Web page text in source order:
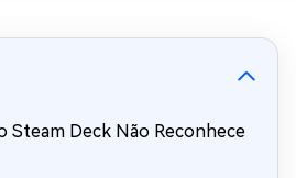
Steam Deck Não Reconhece